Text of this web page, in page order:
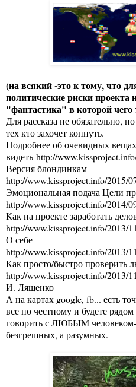
(на всякий -это к тому, что
политические риски
"фантастика" в которой чего
Для рассказа не обязательно,
тех кто захочет копнуть.
Подробнее об очевидных
видеть http://
Версия блондинкам
http://www.kissproject.info/2015/
Эмоциональная подача Цели
http://www.kissproject.info/2014/
Как на проекте заработать
http://www.kissproject.info/2013/
О себе
http://www.kissproject.info/2013/
Как просто/быстро проверить
http://www.kissproject.info/2013/
И. Лященко
А на картах google, fb... есть
все по честному и будете
говорить с ЛЮБЫМ
безгрешных, а разумных.